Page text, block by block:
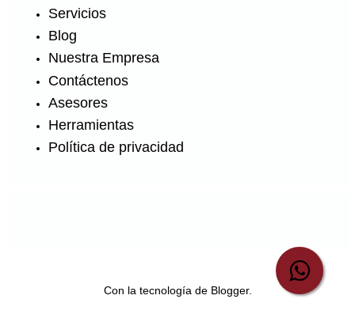
Servicios
Blog
Nuestra Empresa
Contáctenos
Asesores
Herramientas
Política de privacidad
Con la tecnología de Blogger.